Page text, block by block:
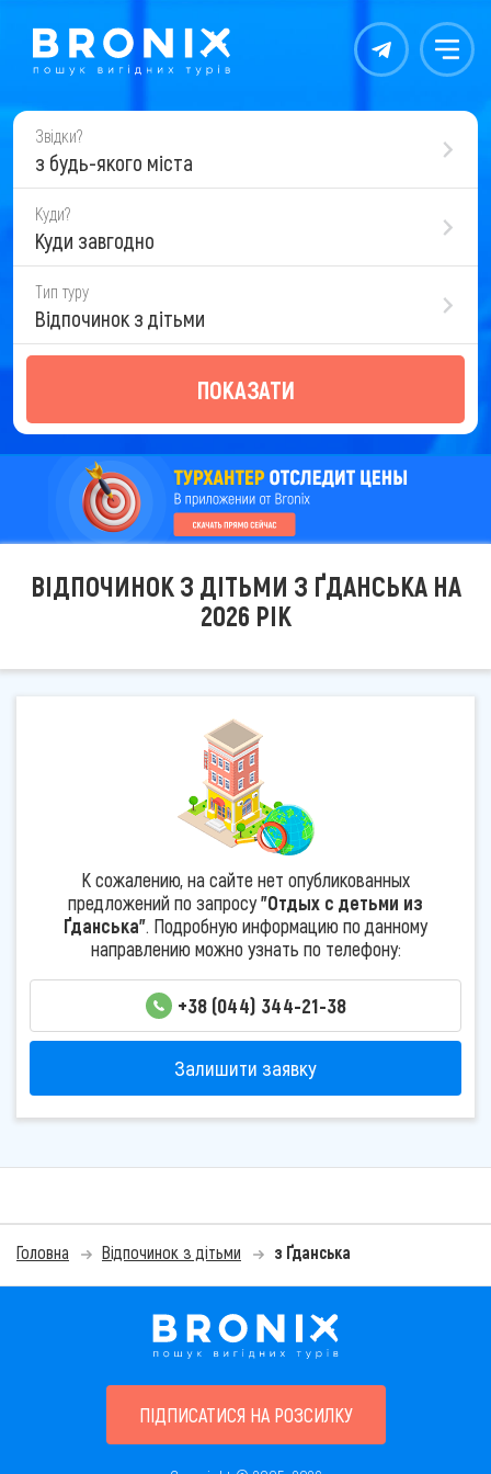
Контакты Меню
Звідки?
з будь-якого міста
Куди?
Куди завгодно
Тип туру
Відпочинок з дітьми
ПОКАЗАТИ
ВІДПОЧИНОК З ДІТЬМИ З ҐДАНСЬКА НА
2026 РІК
К сожалению, на сайте нет опубликованных
предложений по запросу"Отдых с детьми из
Ґданська". Подробную информацию по данному
направлению можно узнать по телефону:
+38 (044) 344-21-38
Залишити заявку
Головна Відпочинок з дітьми з Ґданська
ПІДПИСАТИСЯ НА РОЗСИЛКУ